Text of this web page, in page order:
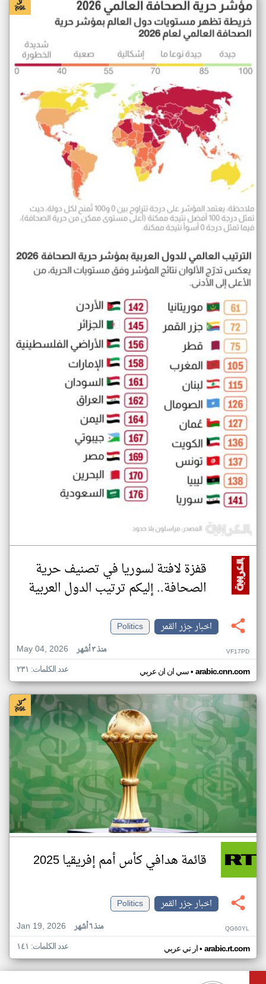
قفزة لافتة لسوريا في تصنيف حرية
الصحافة.. إليكم ترتيب الدول العربية
اخبار جزر القمر
Politics
May 04, 2026
منذ ٣ أشهر VF17PD
سي ان ان عربي• arabic.cnn.com عدد الكلمات: ٢٣١
قائمة هدافي كأس أمم إفريقيا 2025
اخبار جزر القمر
Politics
Jan 19, 2026
منذ ٦ أشهر QG60YL
ار تي عربي• arabic.rt.com عدد الكلمات: ١٤١